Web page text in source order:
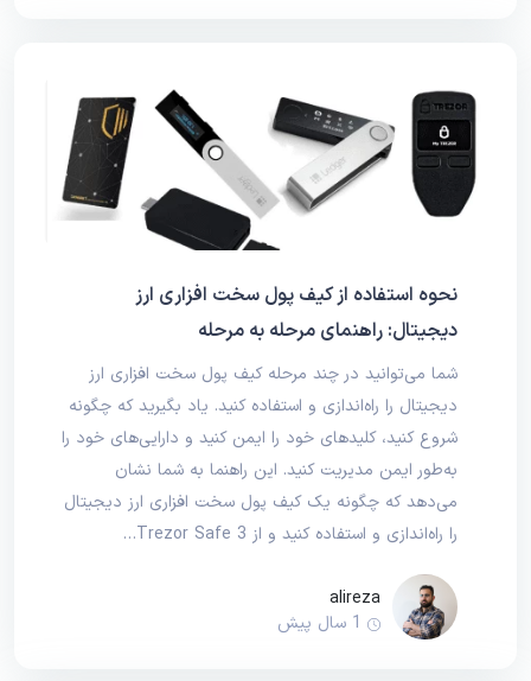
نحوه استفاده از کیف پول سخت‌ افزاری ارز
دیجیتال: راهنمای مرحله به مرحله
شما می‌توانید در چند مرحله کیف پول سخت‌ افزاری ارز
دیجیتال را راه‌اندازی و استفاده کنید. یاد بگیرید که چگونه
شروع کنید، کلیدهای خود را ایمن کنید و دارایی‌های خود را
به‌طور ایمن مدیریت کنید. این راهنما به شما نشان
می‌دهد که چگونه یک کیف پول سخت‌ افزاری ارز دیجیتال
را راه‌اندازی و استفاده کنید و از Trezor Safe 3…
alireza
1 سال پیش